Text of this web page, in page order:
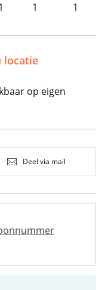
1 1
locatie
op eigen
Deel via mail